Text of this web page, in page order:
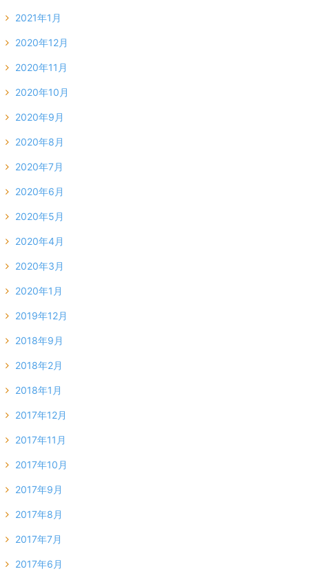
2021年1月
2020年12月
2020年11月
2020年10月
2020年9月
2020年8月
2020年7月
2020年6月
2020年5月
2020年4月
2020年3月
2020年1月
2019年12月
2018年9月
2018年2月
2018年1月
2017年12月
2017年11月
2017年10月
2017年9月
2017年8月
2017年7月
2017年6月